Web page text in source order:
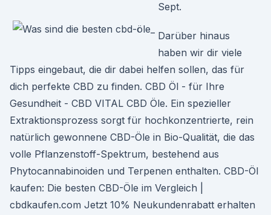
Sept.
Darüber hinaus
haben wir dir viele
Tipps eingebaut, die dir dabei helfen sollen, das für
dich perfekte CBD zu finden. CBD Öl - für Ihre
Gesundheit - CBD VITAL CBD Öle. Ein spezieller
Extraktionsprozess sorgt für hochkonzentrierte, rein
natürlich gewonnene CBD-Öle in Bio-Qualität, die das
volle Pflanzenstoff-Spektrum, bestehend aus
Phytocannabinoiden und Terpenen enthalten. CBD-Öl
kaufen: Die besten CBD-Öle im Vergleich |
cbdkaufen.com Jetzt 10% Neukundenrabatt erhalten